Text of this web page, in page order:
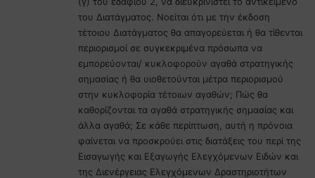
του Διατάγματος. Νοείται ότι με την έκδοση
τέτοιου Διατάγματος θα απαγορεύεται ή θα τίθενται
περιορισμοί σε συγκεκριμένα πρόσωπα να
εμπορεύονται/ κυκλοφορούν αγαθά στρατηγικής
σημασίας ή θα υιοθετούνται μέτρα περιορισμού
στην κυκλοφορία τέτοιων αγαθών; Πώς θα
καθορίζονται τα αγαθά στρατηγικής σημασίας και
άλλα αγαθά; Σε κάθε περίπτωση, αυτή η πρόνοια
φαίνεται να προσκρούει στις διατάξεις του περί της
Εισαγωγής και Εξαγωγής Ελεγχόμενων Ειδών και
της Διενέργειας Ελεγχόμενων Δραστηριοτήτων